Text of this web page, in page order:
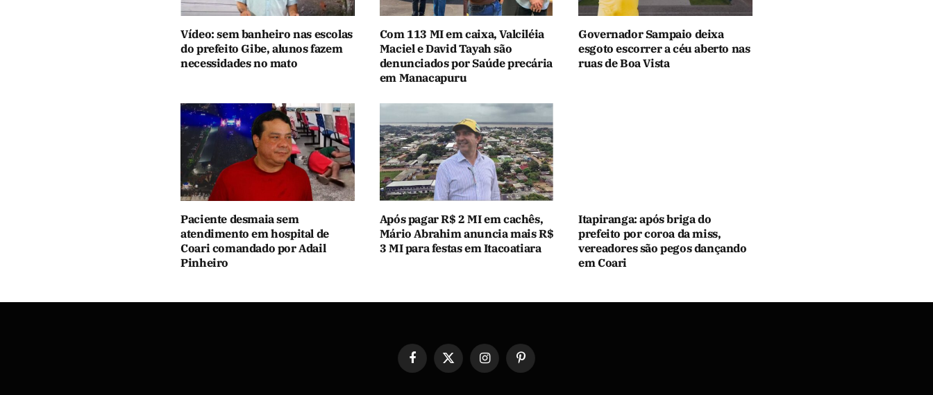
Vídeo: sem banheiro nas escolas
do prefeito Gibe, alunos fazem
necessidades no mato
Com 113 MI em caixa, Valciléia
Maciel e David Tayah são
denunciados por Saúde precária
em Manacapuru
Governador Sampaio deixa
esgoto escorrer a céu aberto nas
ruas de Boa Vista
Paciente desmaia sem
atendimento em hospital de
Coari comandado por Adail
Pinheiro
Após pagar R$ 2 MI em cachês,
Mário Abrahim anuncia mais R$
3 MI para festas em Itacoatiara
Itapiranga: após briga do
prefeito por coroa da miss,
vereadores são pegos dançando
em Coari
Facebook
X
InstagramPinterest